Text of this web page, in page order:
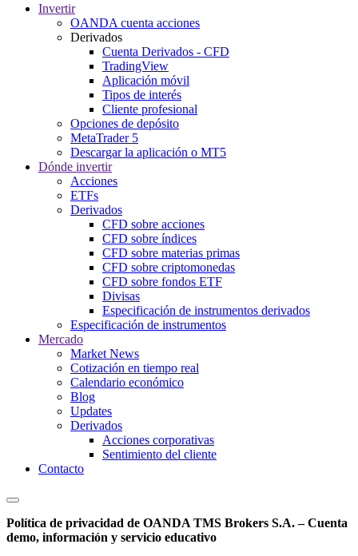
Invertir
OANDA cuenta acciones
Derivados
Cuenta Derivados - CFD
TradingView
Aplicación móvil
Tipos de interés
Cliente profesional
Opciones de depósito
MetaTrader 5
Descargar la aplicación o MT5
Dónde invertir
Acciones
ETFs
Derivados
CFD sobre acciones
CFD sobre índices
CFD sobre materias primas
CFD sobre criptomonedas
CFD sobre fondos ETF
Divisas
Especificación de instrumentos derivados
Especificación de instrumentos
Mercado
Market News
Cotización en tiempo real
Calendario económico
Blog
Updates
Derivados
Acciones corporativas
Sentimiento del cliente
Contacto
Política de privacidad de OANDA TMS Brokers S.A. – Cuenta
demo, información y servicio educativo